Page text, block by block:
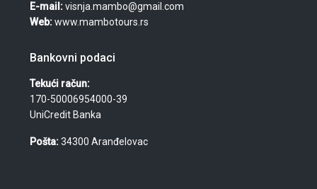
E-mail:visnja.mambo@gmail.com
Web:www.mambotours.rs
Bankovni podaci
Tekući račun:
170-50006954000-39
UniCredit Banka
Pošta:34300 Aranđelovac